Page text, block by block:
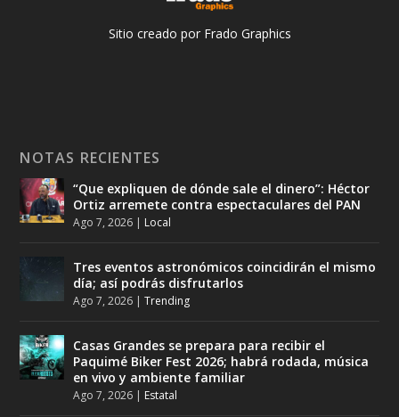
Sitio creado por Frado Graphics
NOTAS RECIENTES
“Que expliquen de dónde sale el dinero”: Héctor
Ortiz arremete contra espectaculares del PAN
Ago 7, 2026 | Local
Tres eventos astronómicos coincidirán el mismo
día; así podrás disfrutarlos
Ago 7, 2026 |Trending
Casas Grandes se prepara para recibir el
Paquimé Biker Fest 2026; habrá rodada, música
en vivo y ambiente familiar
Ago 7, 2026 | Estatal